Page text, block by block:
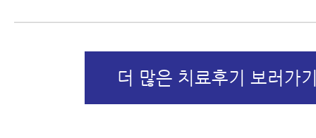
더 많은 치료후기 보러가